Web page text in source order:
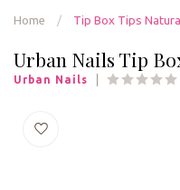
Home / Tip Box Tips
Urban Nails Tip
Urban Nails